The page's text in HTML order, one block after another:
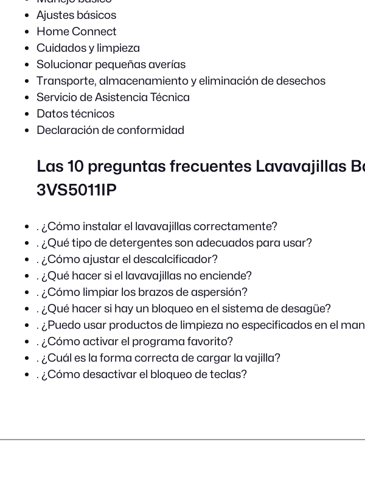
Ajustes básicos
Home Connect
Cuidados y limpieza
Solucionar pequeñas averías
Transporte, almacenamiento y eliminación de desechos
Servicio de Asistencia Técnica
Datos técnicos
Declaración de conformidad
Las 10 preguntas frecuentes Lavavajillas
3VS5011IP
. ¿Cómo instalar el lavavajillas correctamente?
. ¿Qué tipo de detergentes son adecuados para usar?
. ¿Cómo ajustar el descalcificador?
. ¿Qué hacer si el lavavajillas no enciende?
. ¿Cómo limpiar los brazos de aspersión?
. ¿Qué hacer si hay un bloqueo en el sistema de desagüe?
. ¿Puedo usar productos de limpieza no especificados en el
. ¿Cómo activar el programa favorito?
. ¿Cuál es la forma correcta de cargar la vajilla?
. ¿Cómo desactivar el bloqueo de teclas?